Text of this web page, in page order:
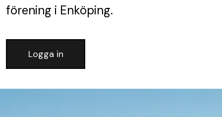
förening i Enköping.
Logga in